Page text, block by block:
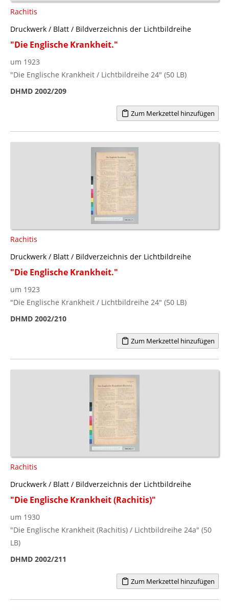
Rachitis
Druckwerk / Blatt / Bildverzeichnis der Lichtbildreihe
"Die Englische Krankheit."
um 1923
"Die Englische Krankheit / Lichtbildreihe 24" (50 LB)
DHMD 2002/209
Zum Merkzettel hinzufügen
Rachitis
Druckwerk / Blatt / Bildverzeichnis der Lichtbildreihe
"Die Englische Krankheit."
um 1923
"Die Englische Krankheit / Lichtbildreihe 24" (50 LB)
DHMD 2002/210
Zum Merkzettel hinzufügen
Rachitis
Druckwerk / Blatt / Bildverzeichnis der Lichtbildreihe
"Die Englische Krankheit (Rachitis)"
um 1930
"Die Englische Krankheit (Rachitis) / Lichtbildreihe 24a" (50
LB)
DHMD 2002/211
Zum Merkzettel hinzufügen